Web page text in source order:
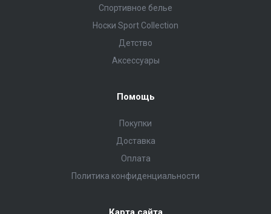
Спортивное белье
Носки Sport Collection
Детство
Аксессуары
Помощь
Покупки
Доставка
Оплата
Политика конфиденциальности